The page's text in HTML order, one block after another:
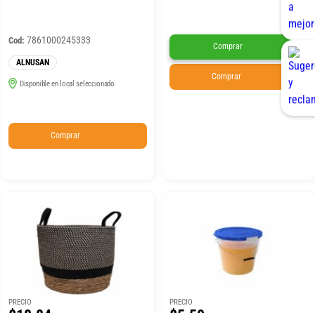
Cod: 7861000245333
ALNUSAN
Disponible en local seleccionado
Comprar
Comprar
Comprar
PRECIO PRECIO